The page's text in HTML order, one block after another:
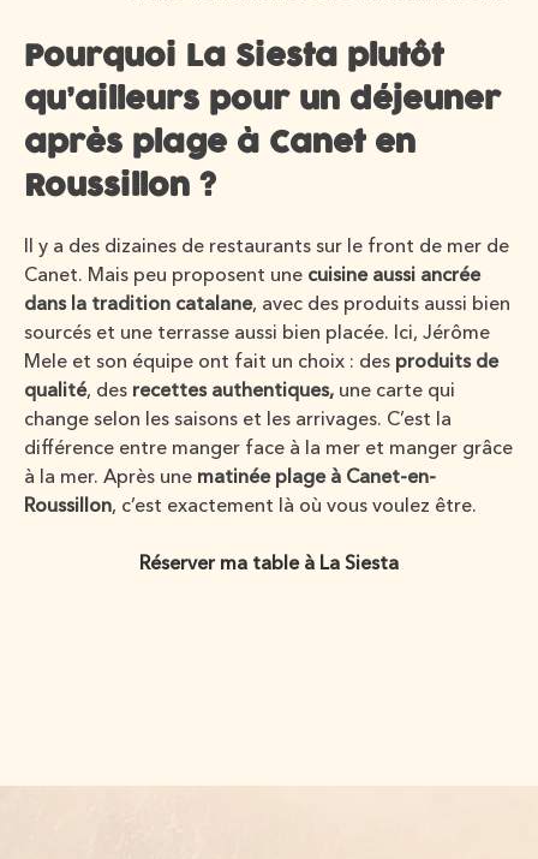
Pourquoi La Siesta plutôt
qu’ailleurs pour un déjeuner
après plage à Canet en
Roussillon ?
Il y a des dizaines de restaurants sur le front de mer de
Canet. Mais peu proposent une cuisine aussi ancrée
dans la tradition catalane, avec des produits aussi bien
sourcés et une terrasse aussi bien placée. Ici, Jérôme
Mele et son équipe ont fait un choix : des produits de
qualité, des recettes authentiques, une carte qui
change selon les saisons et les arrivages. C’est la
différence entre manger face à la mer et manger grâce
à la mer. Après une matinée plage à Canet-en-
Roussillon, c’est exactement là où vous voulez être.
Réserver ma table à La Siesta